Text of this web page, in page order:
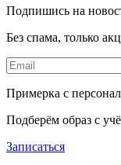
Подпишись на
Без спама, только
Примерка с
Подберём образ с
Записаться